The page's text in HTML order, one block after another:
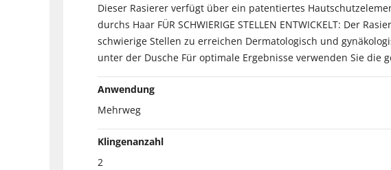
Dieser Rasierer verfügt über ein patentiertes
durchs Haar FÜR SCHWIERIGE STELLEN ENTWICKELT: Der
schwierige Stellen zu erreichen Dermatologisch und
unter der Dusche Für optimale Ergebnisse verwenden Sie die
Anwendung
Mehrweg
Klingenanzahl
2